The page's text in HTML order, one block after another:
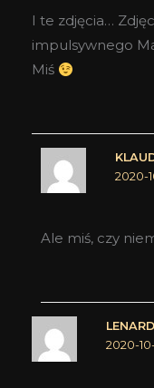
I te zdjęcia…
impulsywnego
Miś
2020-
Ale miś, czy
LENARD
2020-